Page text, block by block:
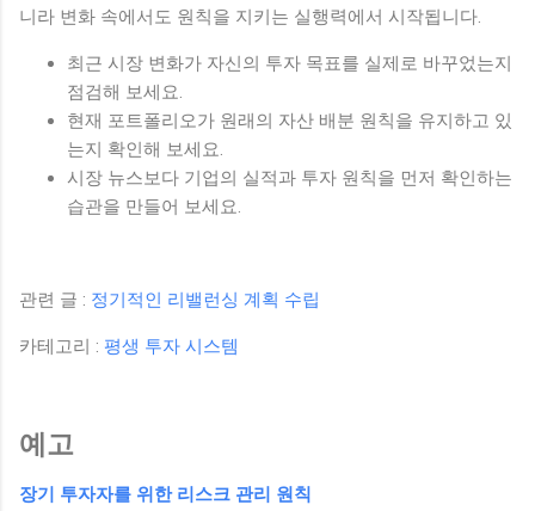
니라 변화 속에서도 원칙을 지키는 실행력에서 시작됩니다.
최근 시장 변화가 자신의 투자 목표를 실제로 바꾸었는지
점검해 보세요.
현재 포트폴리오가 원래의 자산 배분 원칙을 유지하고 있
는지 확인해 보세요.
시장 뉴스보다 기업의 실적과 투자 원칙을 먼저 확인하는
습관을 만들어 보세요.
관련 글 : 정기적인 리밸런싱 계획 수립
카테고리 : 평생 투자 시스템
예고
장기 투자자를 위한 리스크 관리 원칙